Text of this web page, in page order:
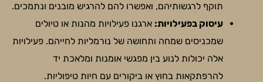
תוקף לרגשותיהם, ואפשרו להם להרגיש מובנים ונתמכים.
עיסוק בפעילויות: ארגנו פעילויות מהנות או טיולים
שמכניסים שמחה ותחושה של נורמליות לחייהם. פעילויות
אלה יכולות לנוע בין מפגשי אומנות ומלאכת יד
להרפתקאות בחוץ או ביקורים עם חיות טיפוליות.